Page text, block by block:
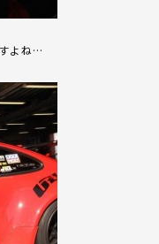
よね…